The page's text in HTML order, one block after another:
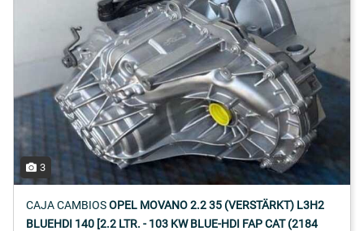
3
CAJA CAMBIOSOPEL MOVANO 2.2 35 (VERSTÄRKT) L3H2
BLUEHDI 140 [2.2 LTR. - 103 KW BLUE-HDI FAP CAT (2184